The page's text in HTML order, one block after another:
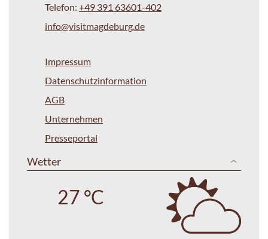
Telefon: +49 391 63601-402
info@visitmagdeburg.de
Impressum
Datenschutzinformation
AGB
Unternehmen
Presseportal
Wetter
27 °C